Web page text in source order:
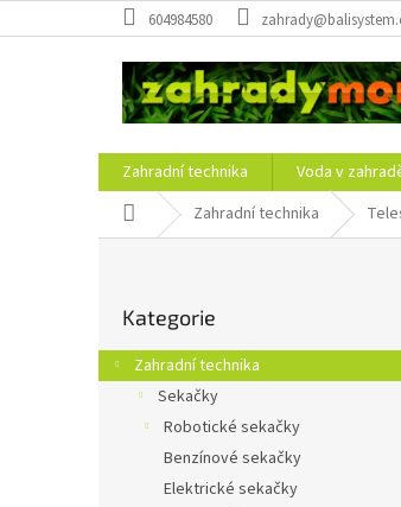
na
604984580
Zahradní technika Voda v
Domů Zahradní technika
r
a
kategorie
Kategorie
Zahradní technika
Sekačky
Robotické sekačky
Benzínové sekačky
Elektrické sekačky